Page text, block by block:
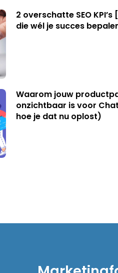
2 overschatte SEO
die wél je succes
Waarom jouw
onzichtbaar is voor
hoe je dat nu oplost)